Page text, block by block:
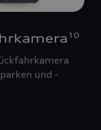
10
und -